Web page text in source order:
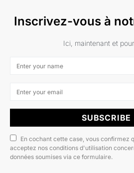
Inscrivez-vous à
Ici, maintenant et
SUBSCRIBE
En cochant cette case, vous confirmez
acceptez nos conditions d'utilisation
données soumises via ce formulaire.